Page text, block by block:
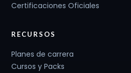
Certificaciones Oficiales
RECURSOS
Planes de carrera
Cursos y Packs